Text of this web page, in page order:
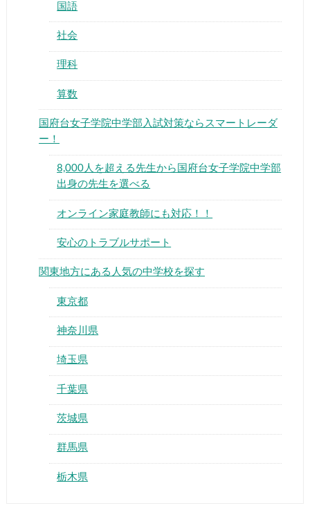
▶
国語
社会
理科
算数
国府台女子学院中学部入試対策ならスマートレーダ
ー！
8,000人を超える先生から国府台女子学院中学部
出身の先生を選べる
オンライン家庭教師にも対応！！
安心のトラブルサポート
関東地方にある人気の中学校を探す
東京都
神奈川県
埼玉県
千葉県
茨城県
群馬県
栃木県